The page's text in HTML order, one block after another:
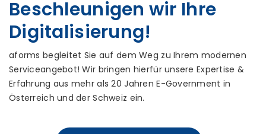
Beschleunigen wir Ihre
Digitalisierung!
aforms begleitet Sie auf dem Weg zu Ihrem modernen
Serviceangebot! Wir bringen hierfür unsere Expertise &
Erfahrung aus mehr als 20 Jahren E-Government in
Österreich und der Schweiz ein.